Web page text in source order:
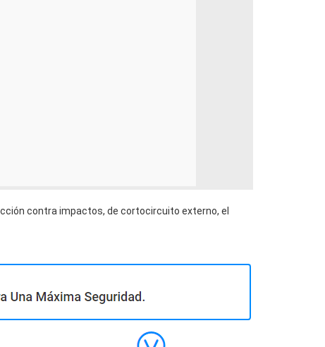
contra impactos, de cortocircuito externo, el